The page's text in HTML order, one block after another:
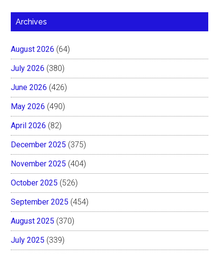
Archives
August 2026 (64)
July 2026 (380)
June 2026 (426)
May 2026 (490)
April 2026 (82)
December 2025 (375)
November 2025 (404)
October 2025 (526)
September 2025 (454)
August 2025 (370)
July 2025 (339)